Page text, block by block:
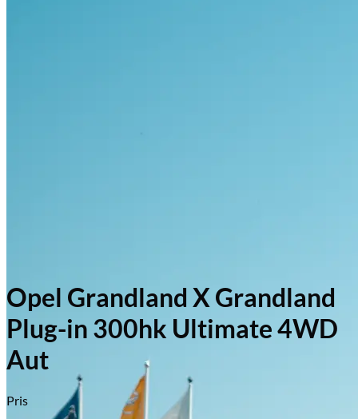
Opel Grandland X Grandland
Plug-in 300hk Ultimate 4WD
Aut
Pris